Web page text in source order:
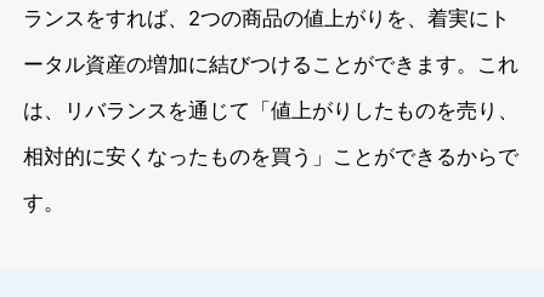
ランスをすれば、2つの商品の値上がりを、着実にト
ータル資産の増加に結びつけることができます。これ
は、リバランスを通じて「値上がりしたものを売り、
相対的に安くなったものを買う」ことができるからで
す。